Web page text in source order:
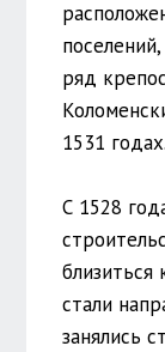
ряд
1531 годах.
С 1528
стали
занялись